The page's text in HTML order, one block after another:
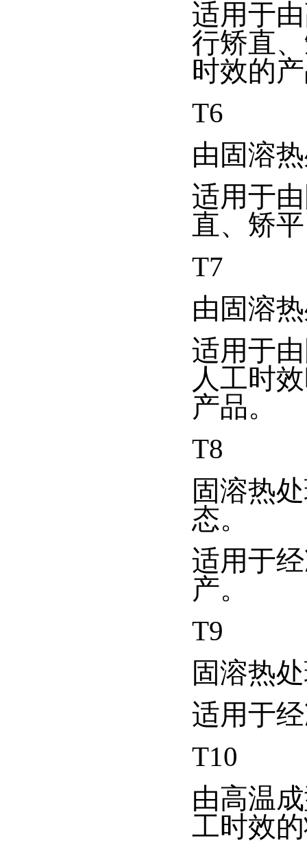
适用于
行矫直
时效的
T6
由固溶
适用于
直、矫
T7
由固溶
适用于
人工时
产品。
T8
固溶热
态。
适用于
产。
T9
固溶热
适用于
T10
由高温
工时效